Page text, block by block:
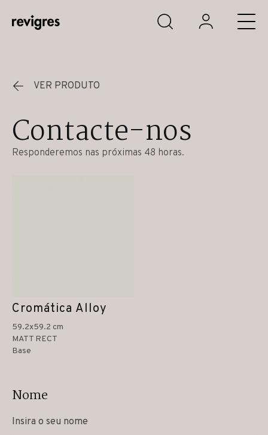
Saltar para o conteúdo principal
VER PRODUTO
Contacte-nos
Responderemos nas próximas 48 horas.
Cromática Alloy
59.2x59.2 cm
MATT RECT
Base
Nome